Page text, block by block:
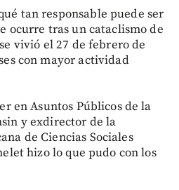
tan responsable puede ser
ocurre tras un cataclismo de
vivió el 27 de febrero de
con mayor actividad
en Asuntos Públicos de la
y exdirector de la
de Ciencias Sociales
hizo lo que pudo con los